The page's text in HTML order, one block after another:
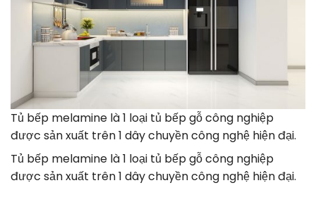
Tủ bếp melamine là 1 loại tủ bếp gỗ công nghiệp
được sản xuất trên 1 dây chuyền công nghệ hiện đại.
Tủ bếp melamine là 1 loại tủ bếp gỗ công nghiệp
được sản xuất trên 1 dây chuyền công nghệ hiện đại.